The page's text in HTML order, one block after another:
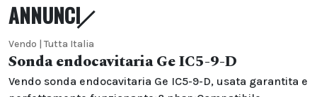
ANNUNCI
Vendo | Tutta Italia
Sonda endocavitaria Ge IC5-9-D
Vendo sonda endocavitaria Ge IC5-9-D, usata garantita e